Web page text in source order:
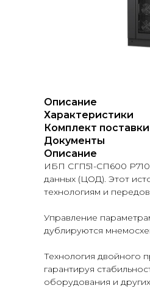
Описание
Характеристики
Комплект поставки
Документы
Описание
ИБП СГП51-СП600
данных (ЦОД). Этот
технологиям и
Управление
дублируются
Технология двойного
гарантируя
оборудования и